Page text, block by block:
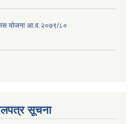
योजना आ.व.२०७९/८०
सूचना